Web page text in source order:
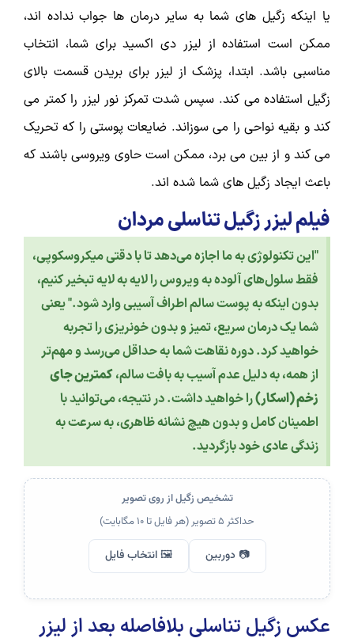
یا اینکه زگیل های شما به سایر درمان ها جواب نداده اند،
ممکن است استفاده از لیزر دی اکسید برای شما، انتخاب
مناسبی باشد. ابتدا، پزشک از لیزر برای بریدن قسمت بالای
زگیل استفاده می کند. سپس شدت تمرکز نور لیزر را کمتر می
کند و بقیه نواحی را می سوزاند. ضایعات پوستی را که تحریک
می کند و از بین می برد، ممکن است حاوی ویروسی باشند که
باعث ایجاد زگیل های شما شده اند.
فیلم لیزر زگیل تناسلی مردان
"این تکنولوژی به ما اجازه می‌دهد تا با دقتی میکروسکوپی،
فقط سلول‌های آلوده به ویروس را لایه به لایه تبخیر کنیم،
بدون اینکه به پوست سالم اطراف آسیبی وارد شود." یعنی
شما یک درمان سریع، تمیز و بدون خونریزی را تجربه
خواهید کرد. دوره نقاهت شما به حداقل می‌رسد و مهم‌تر
از همه، به دلیل عدم آسیب به بافت سالم،کمترین جای
زخم (اسکار)را خواهید داشت. در نتیجه، می‌توانید با
اطمینان کامل و بدون هیچ نشانه ظاهری، به سرعت به
زندگی عادی خود بازگردید.
تشخیص زگیل از روی تصویر
حداکثر ۵ تصویر (هر فایل تا ۱۰ مگابایت)
📷 دوربین 🖼️ انتخاب فایل
عکس زگیل تناسلی بلافاصله بعد از لیزر